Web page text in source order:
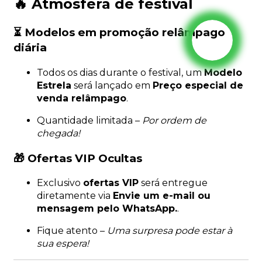
🔥 Atmosfera de festival
⏳ Modelos em promoção relâmpago
diária
Todos os dias durante o festival, umModelo
Estrela será lançado em Preço especial de
venda relâmpago.
Quantidade limitada – Por ordem de
chegada!
🎁 Ofertas VIP Ocultas
Exclusivo ofertas VIPserá entregue
diretamente via Envie um e-mail ou
mensagem pelo WhatsApp..
Fique atento – Uma surpresa pode estar à
sua espera!